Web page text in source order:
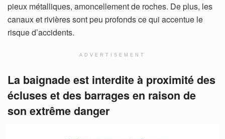
pieux métalliques, amoncellement de roches. De plus, les
canaux et rivières sont peu profonds ce qui accentue le
risque d’accidents.
ADVERTISEMENT
La baignade est interdite à proximité des
écluses et des barrages en raison de
son extrême danger